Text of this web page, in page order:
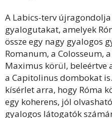
A Labics-terv
gyalogutakat, amelyek
össze egy nagy gyalogos
Romanum, a Colosseum,
Maximus körül, beleértve
a Capitolinus dombokat
kísérlet arra, hogy Róma
egy koherens, jól
gyalogos látogatók